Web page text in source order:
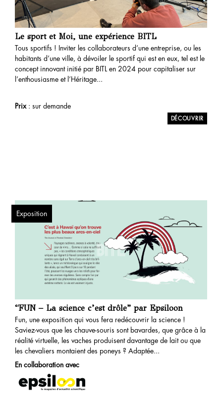
Le sport et Moi, une expérience BITL
Tous sportifs ! Inviter les collaborateurs d’une entreprise, ou les
habitants d’une ville, à dévoiler le sportif qui est en eux, tel est le
concept innovant initié par BITL en 2024 pour capitaliser sur
l’enthousiasme et l’Héritage...
Prix: sur demande
“FUN – La science c’est drôle” par Epsiloon
Fun, une exposition qui vous fera redécouvrir la science !
Saviez-vous que les chauve-souris sont bavardes, que grâce à la
réalité virtuelle, les vaches produisent davantage de lait ou que
les chevaliers montaient des poneys ? Adaptée...
En collaboration avec
Exposition